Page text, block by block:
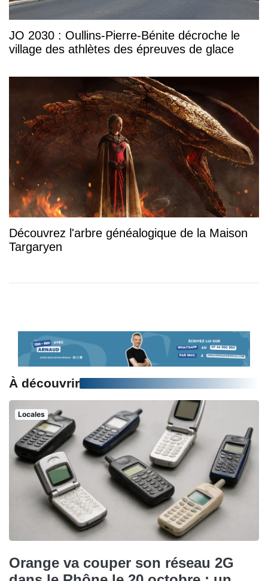
JO 2030 : Oullins-Pierre-Bénite décroche le
village des athlètes des épreuves de glace
Découvrez l'arbre généalogique de la Maison
Targaryen
À découvrir
Locales
Orange va couper son réseau 2G